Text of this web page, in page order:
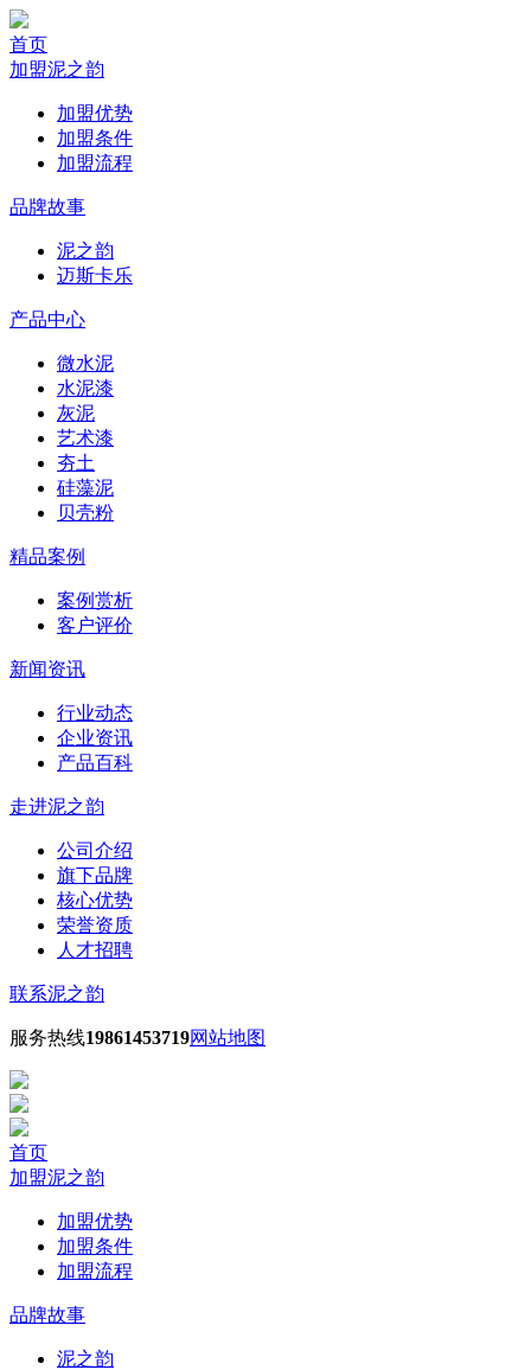
首页
加盟泥之韵
加盟优势
加盟条件
加盟流程
品牌故事
泥之韵
迈斯卡乐
产品中心
微水泥
水泥漆
灰泥
艺术漆
夯土
硅藻泥
贝壳粉
精品案例
案例赏析
客户评价
新闻资讯
行业动态
企业资讯
产品百科
走进泥之韵
公司介绍
旗下品牌
核心优势
荣誉资质
人才招聘
联系泥之韵
服务热线19861453719网站地图
首页
加盟泥之韵
加盟优势
加盟条件
加盟流程
品牌故事
泥之韵